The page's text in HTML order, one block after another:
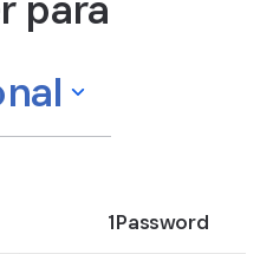
1Password